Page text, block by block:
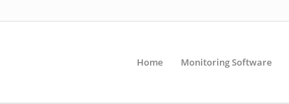
Home Monitoring Software